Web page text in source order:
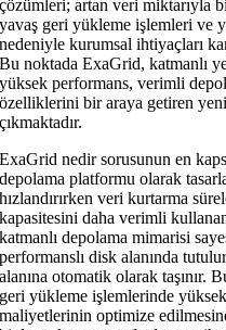
çözümleri; artan veri miktarıyla
yavaş geri yükleme işlemleri ve
nedeniyle kurumsal ihtiyaçları
Bu noktada ExaGrid, katmanlı
yüksek performans, verimli
özelliklerini bir araya getiren
çıkmaktadır.
ExaGrid nedir sorusunun en
depolama platformu olarak
hızlandırırken veri kurtarma
kapasitesini daha verimli
katmanlı depolama mimarisi
performanslı disk alanında
alanına otomatik olarak taşınır.
geri yükleme işlemlerinde
maliyetlerinin optimize